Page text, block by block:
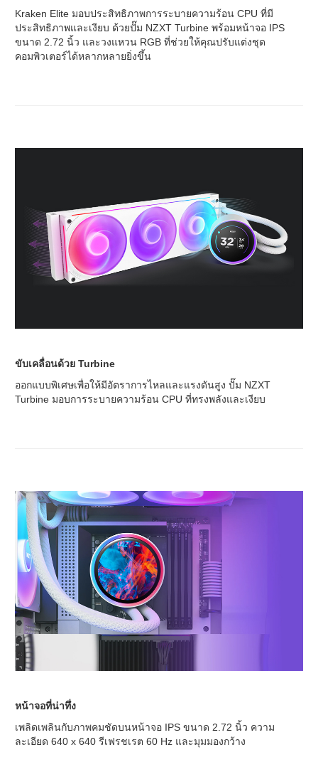
Kraken Elite มอบประสิทธิภาพการระบายความร้อน CPU ที่มี
ประสิทธิภาพและเงียบ ด้วยปั๊ม NZXT Turbine พร้อมหน้าจอ IPS
ขนาด 2.72 นิ้ว และวงแหวน RGB ที่ช่วยให้คุณปรับแต่งชุด
คอมพิวเตอร์ได้หลากหลายยิ่งขึ้น
ขับเคลื่อนด้วย Turbine
ออกแบบพิเศษเพื่อให้มีอัตราการไหลและแรงดันสูง ปั๊ม NZXT
Turbine มอบการระบายความร้อน CPU ที่ทรงพลังและเงียบ
หน้าจอที่น่าทึ่ง
เพลิดเพลินกับภาพคมชัดบนหน้าจอ IPS ขนาด 2.72 นิ้ว ความ
ละเอียด 640 x 640 รีเฟรชเรต 60 Hz และมุมมองกว้าง